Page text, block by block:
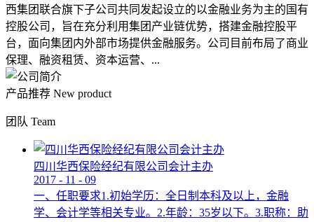
西集团联合旗下子公司共同发起设立的以金融业务为主的国有
控股公司，旨在充分利用集团产业链优势，搭建金融控股平
台，面向集团内外部市场提供金融服务。公司目前布局了商业
保理、融资租赁、资本运营、...
产品推荐 New product
团队 Team
四川华西保险经纪有限公司会计主办
2017 - 11 - 09
一、任职要求1.初始学历：全日制本科及以上，金融
学、会计学等相关专业。2.年龄：35岁以下。3.职称：助